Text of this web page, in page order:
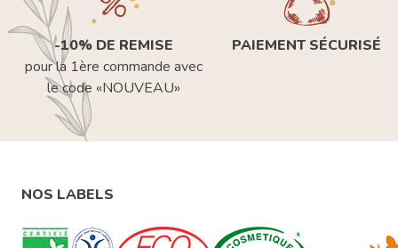
-10% DE REMISE
pour la 1ère commande avec
le code «NOUVEAU»
PAIEMENT SÉCURISÉ
NOS LABELS